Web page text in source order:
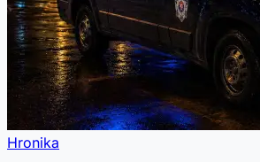
Hronika